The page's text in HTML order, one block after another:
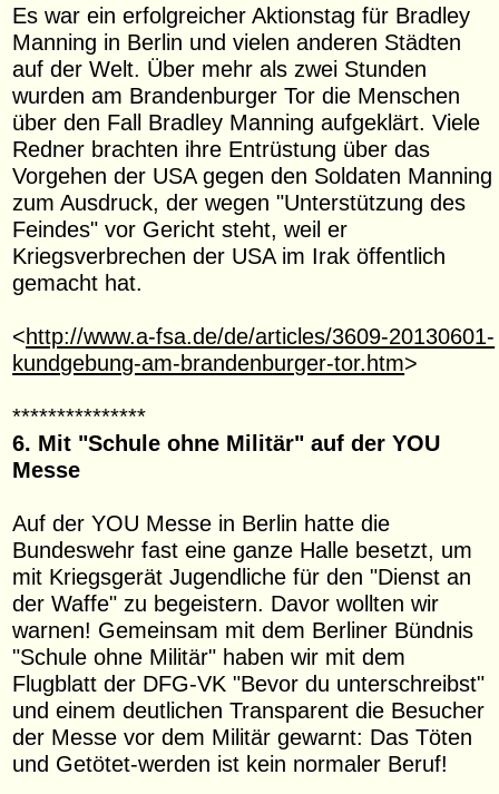
Es war ein erfolgreicher Aktionstag für Bradley
Manning in Berlin und vielen anderen Städten
auf der Welt. Über mehr als zwei Stunden
wurden am Brandenburger Tor die Menschen
über den Fall Bradley Manning aufgeklärt. Viele
Redner brachten ihre Entrüstung über das
Vorgehen der USA gegen den Soldaten Manning
zum Ausdruck, der wegen "Unterstützung des
Feindes" vor Gericht steht, weil er
Kriegsverbrechen der USA im Irak öffentlich
gemacht hat.
<http://www.a-fsa.de/de/articles/3609-20130601-
kundgebung-am-brandenburger-tor.htm>
***************
6. Mit "Schule ohne Militär" auf der YOU
Messe
Auf der YOU Messe in Berlin hatte die
Bundeswehr fast eine ganze Halle besetzt, um
mit Kriegsgerät Jugendliche für den "Dienst an
der Waffe" zu begeistern. Davor wollten wir
warnen! Gemeinsam mit dem Berliner Bündnis
"Schule ohne Militär" haben wir mit dem
Flugblatt der DFG-VK "Bevor du unterschreibst"
und einem deutlichen Transparent die Besucher
der Messe vor dem Militär gewarnt: Das Töten
und Getötet-werden ist kein normaler Beruf!